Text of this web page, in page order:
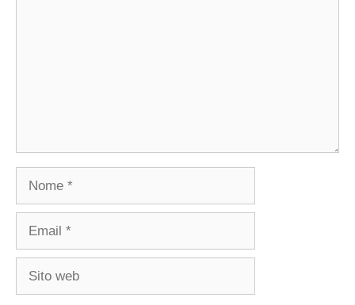
Nome
Email
Sito